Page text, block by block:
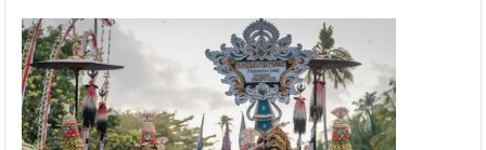
Gubernur
Bali
Apresiasi
Bantuan
Buku
Weda
dari